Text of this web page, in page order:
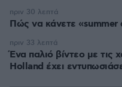
Πώς να κάνετε «summer
πριν 30 λεπτά
Ένα παλιό βίντεο με τις
Holland έχει
πριν 33 λεπτά